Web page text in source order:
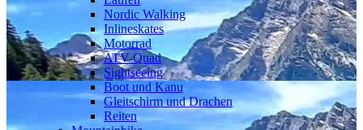
Nordic Walking
Inlineskates
Motorrad
ATV-Quad
Sightseeing
Boot und Kanu
Gleitschirm und Drachen
Reiten